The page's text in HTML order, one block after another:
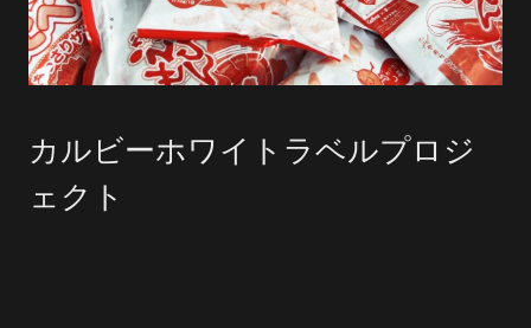
カルビーホワイトラベルプロジ
ェクト